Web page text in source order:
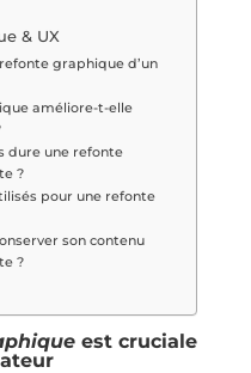
& UX
graphique d’un
améliore-t-elle
dure une refonte
?
pour une refonte
son contenu
?
est cruciale